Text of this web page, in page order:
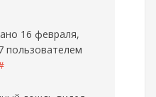
16 февраля,
пользователем